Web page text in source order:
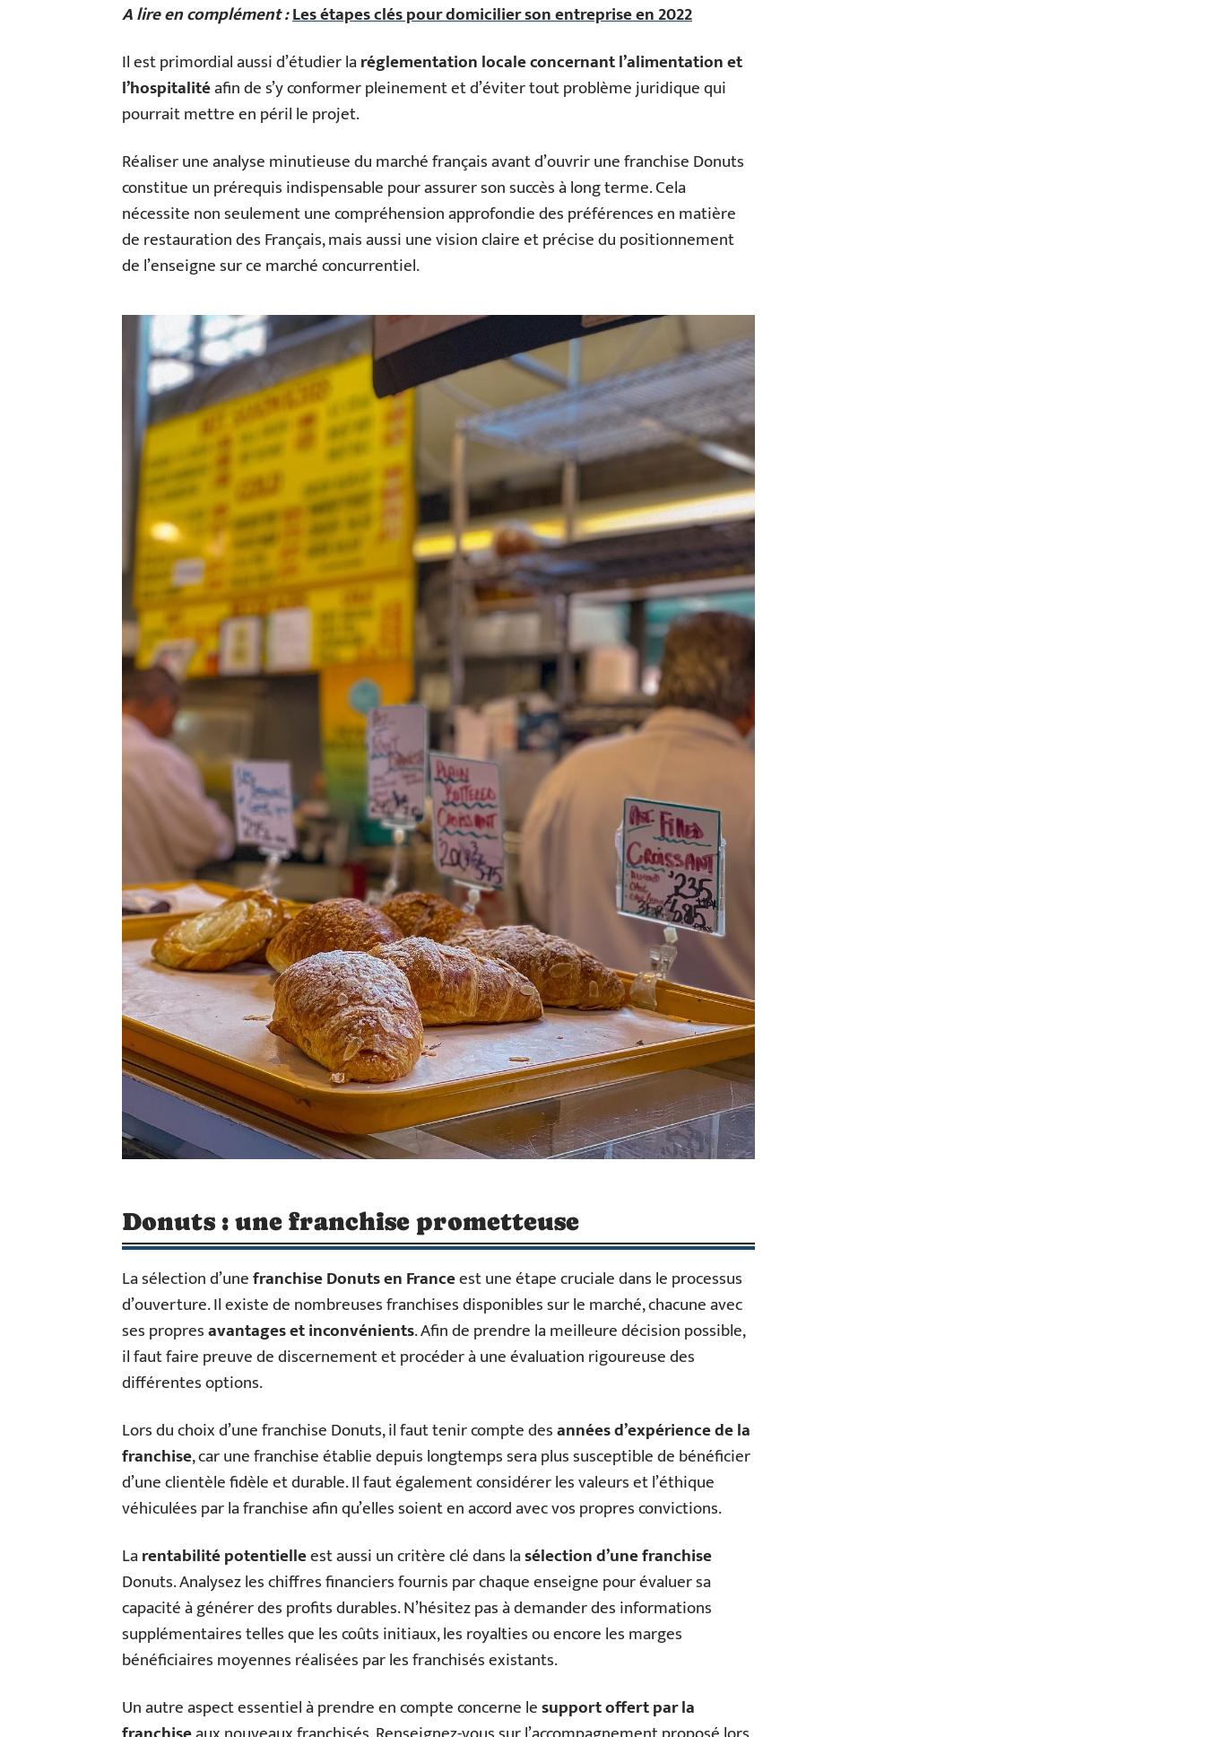
A lire en complément :Les étapes clés pour domicilier son entreprise en 2022
Il est primordial aussi d’étudier laréglementation locale concernant l’alimentation et
l’hospitalitéafin de s’y conformer pleinement et d’éviter tout problème juridique qui
pourrait mettre en péril le projet.
Réaliser une analyse minutieuse du marché français avant d’ouvrir une franchise Donuts
constitue un prérequis indispensable pour assurer son succès à long terme. Cela
nécessite non seulement une compréhension approfondie des préférences en matière
de restauration des Français, mais aussi une vision claire et précise du positionnement
de l’enseigne sur ce marché concurrentiel.
Donuts : une franchise prometteuse
La sélection d’unefranchise Donuts en Franceest une étape cruciale dans le processus
d’ouverture. Il existe de nombreuses franchises disponibles sur le marché, chacune avec
ses propresavantages et inconvénients. Afin de prendre la meilleure décision possible,
il faut faire preuve de discernement et procéder à une évaluation rigoureuse des
différentes options.
Lors du choix d’une franchise Donuts, il faut tenir compte desannées d’expérience de la
franchise, car une franchise établie depuis longtemps sera plus susceptible de bénéficier
d’une clientèle fidèle et durable. Il faut également considérer les valeurs et l’éthique
véhiculées par la franchise afin qu’elles soient en accord avec vos propres convictions.
Larentabilité potentielleest aussi un critère clé dans lasélection d’une franchise
Donuts. Analysez les chiffres financiers fournis par chaque enseigne pour évaluer sa
capacité à générer des profits durables. N’hésitez pas à demander des informations
supplémentaires telles que les coûts initiaux, les royalties ou encore les marges
bénéficiaires moyennes réalisées par les franchisés existants.
Un autre aspect essentiel à prendre en compte concerne lesupport offert par la